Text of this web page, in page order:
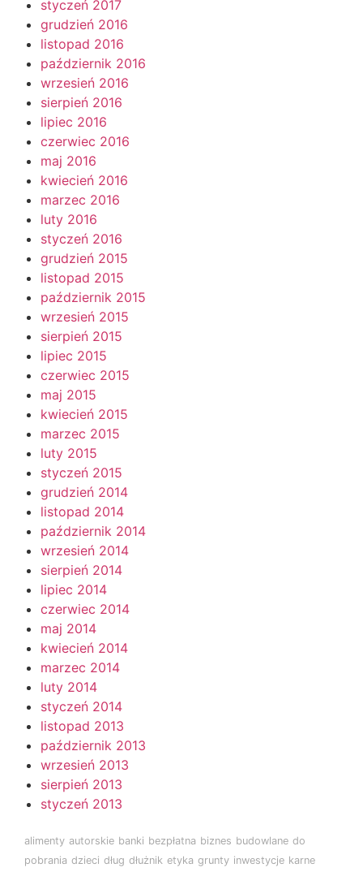
styczeń 2017
grudzień 2016
listopad 2016
październik 2016
wrzesień 2016
sierpień 2016
lipiec 2016
czerwiec 2016
maj 2016
kwiecień 2016
marzec 2016
luty 2016
styczeń 2016
grudzień 2015
listopad 2015
październik 2015
wrzesień 2015
sierpień 2015
lipiec 2015
czerwiec 2015
maj 2015
kwiecień 2015
marzec 2015
luty 2015
styczeń 2015
grudzień 2014
listopad 2014
październik 2014
wrzesień 2014
sierpień 2014
lipiec 2014
czerwiec 2014
maj 2014
kwiecień 2014
marzec 2014
luty 2014
styczeń 2014
listopad 2013
październik 2013
wrzesień 2013
sierpień 2013
styczeń 2013
alimenty autorskie banki bezpłatna biznes budowlane do
pobrania dzieci dług dłużnik etyka grunty inwestycje karne